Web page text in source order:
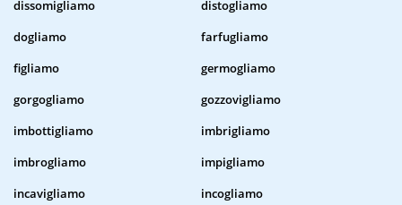
dissomigliamo
distogliamo
dogliamo
farfugliamo
figliamo
germogliamo
gorgogliamo
gozzovigliamo
imbottigliamo
imbrigliamo
imbrogliamo
impigliamo
incavigliamo
incogliamo